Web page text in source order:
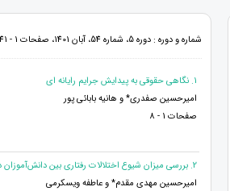
شماره و دوره : دوره 5، شماره 54، آبان 1401، صفحات 1 - 141
1. نگاهی حقوقی به پیدایش جرایم رایانه ای
امیرحسین صفدری* و هانیه بابائی پور
صفحات 1 - 8
2. بررسی میزان شیوع اختلالات رفتاری بین دانش‌آموزان دوره ابتدایی شهرستان چگنی
امیرحسین مهدی مقدم* و عاطفه ویسکرمی